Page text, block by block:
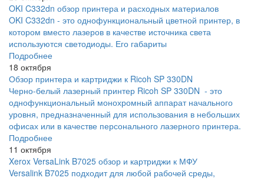
OKI C332dn обзор принтера и расходных материалов
OKI C332dn - это однофункциональный цветной принтер, в
котором вместо лазеров в качестве источника света
используются светодиоды. Его габариты
Подробнее
18 октября
Обзор принтера и картриджи к Ricoh SP 330DN
Черно-белый лазерный принтер Ricoh SP 330DN - это
однофункциональный монохромный аппарат начального
уровня, предназначенный для использования в небольших
офисах или в качестве персонального лазерного принтера.
Подробнее
11 октября
Xerox VersaLink B7025 обзор и картриджи к МФУ
Versalink B7025 подходит для любой рабочей среды,